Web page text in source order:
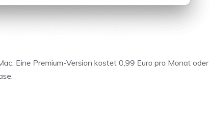
Eine Premium-Version kostet 0,99 Euro pro Monat oder